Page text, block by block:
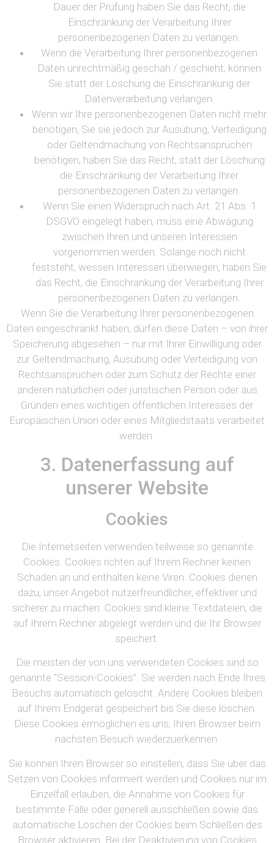
Dauer der Prüfung haben Sie das Recht, die
Einschränkung der Verarbeitung Ihrer
personenbezogenen Daten zu verlangen.
Wenn die Verarbeitung Ihrer personenbezogenen
Daten unrechtmäßig geschah / geschieht, können
Sie statt der Löschung die Einschränkung der
Datenverarbeitung verlangen.
Wenn wir Ihre personenbezogenen Daten nicht mehr
benötigen, Sie sie jedoch zur Ausübung, Verteidigung
oder Geltendmachung von Rechtsansprüchen
benötigen, haben Sie das Recht, statt der Löschung
die Einschränkung der Verarbeitung Ihrer
personenbezogenen Daten zu verlangen.
Wenn Sie einen Widerspruch nach Art. 21 Abs. 1
DSGVO eingelegt haben, muss eine Abwägung
zwischen Ihren und unseren Interessen
vorgenommen werden. Solange noch nicht
feststeht, wessen Interessen überwiegen, haben Sie
das Recht, die Einschränkung der Verarbeitung Ihrer
personenbezogenen Daten zu verlangen.
Wenn Sie die Verarbeitung Ihrer personenbezogenen
Daten eingeschränkt haben, dürfen diese Daten – von ihrer
Speicherung abgesehen – nur mit Ihrer Einwilligung oder
zur Geltendmachung, Ausübung oder Verteidigung von
Rechtsansprüchen oder zum Schutz der Rechte einer
anderen natürlichen oder juristischen Person oder aus
Gründen eines wichtigen öffentlichen Interesses der
Europäischen Union oder eines Mitgliedstaats verarbeitet
werden.
3. Datenerfassung auf
unserer Website
Cookies
Die Internetseiten verwenden teilweise so genannte
Cookies. Cookies richten auf Ihrem Rechner keinen
Schaden an und enthalten keine Viren. Cookies dienen
dazu, unser Angebot nutzerfreundlicher, effektiver und
sicherer zu machen. Cookies sind kleine Textdateien, die
auf Ihrem Rechner abgelegt werden und die Ihr Browser
speichert.
Die meisten der von uns verwendeten Cookies sind so
genannte “Session-Cookies”. Sie werden nach Ende Ihres
Besuchs automatisch gelöscht. Andere Cookies bleiben
auf Ihrem Endgerät gespeichert bis Sie diese löschen.
Diese Cookies ermöglichen es uns, Ihren Browser beim
nächsten Besuch wiederzuerkennen.
Sie können Ihren Browser so einstellen, dass Sie über das
Setzen von Cookies informiert werden und Cookies nur im
Einzelfall erlauben, die Annahme von Cookies für
bestimmte Fälle oder generell ausschließen sowie das
automatische Löschen der Cookies beim Schließen des
Browser aktivieren. Bei der Deaktivierung von Cookies